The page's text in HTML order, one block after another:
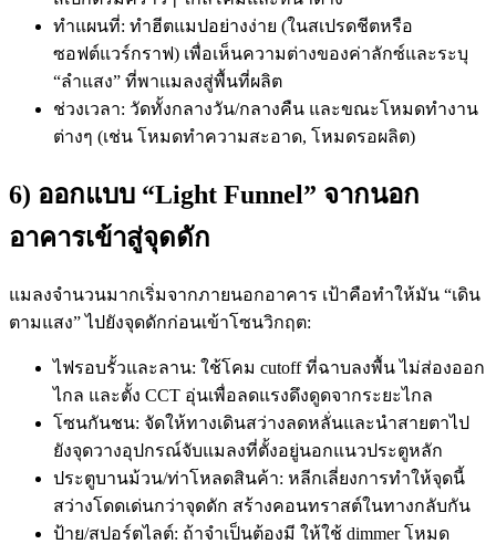
ทำแผนที่: ทำฮีตแมปอย่างง่าย (ในสเปรดชีตหรือ
ซอฟต์แวร์กราฟ) เพื่อเห็นความต่างของค่าลักซ์และระบุ
“ลำแสง” ที่พาแมลงสู่พื้นที่ผลิต
ช่วงเวลา: วัดทั้งกลางวัน/กลางคืน และขณะโหมดทำงาน
ต่างๆ (เช่น โหมดทำความสะอาด, โหมดรอผลิต)
6) ออกแบบ “Light Funnel” จากนอก
อาคารเข้าสู่จุดดัก
แมลงจำนวนมากเริ่มจากภายนอกอาคาร เป้าคือทำให้มัน “เดิน
ตามแสง” ไปยังจุดดักก่อนเข้าโซนวิกฤต:
ไฟรอบรั้วและลาน: ใช้โคม cutoff ที่ฉาบลงพื้น ไม่ส่องออก
ไกล และตั้ง CCT อุ่นเพื่อลดแรงดึงดูดจากระยะไกล
โซนกันชน: จัดให้ทางเดินสว่างลดหลั่นและนำสายตาไป
ยังจุดวางอุปกรณ์จับแมลงที่ตั้งอยู่นอกแนวประตูหลัก
ประตูบานม้วน/ท่าโหลดสินค้า: หลีกเลี่ยงการทำให้จุดนี้
สว่างโดดเด่นกว่าจุดดัก สร้างคอนทราสต์ในทางกลับกัน
ป้าย/สปอร์ตไลต์: ถ้าจำเป็นต้องมี ให้ใช้ dimmer โหมด